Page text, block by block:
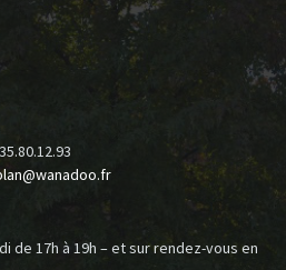
wanadoo.fr
de 17h à 19h – et sur rendez-vous en